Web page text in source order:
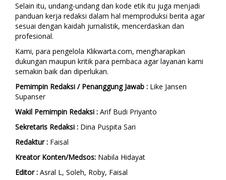
Selain itu, undang-undang dan kode etik itu juga menjadi
panduan kerja redaksi dalam hal memproduksi berita agar
sesuai dengan kaidah jurnalistik, mencerdaskan dan
profesional.
Kami, para pengelola Klikwarta.com, mengharapkan
dukungan maupun kritik para pembaca agar layanan kami
semakin baik dan diperlukan.
Pemimpin Redaksi / Penanggung Jawab : Like Jansen
Supanser
Wakil Pemimpin Redaksi : Arif Budi Priyanto
Sekretaris Redaksi : Dina Puspita Sari
Redaktur : Faisal
Kreator Konten/Medsos: Nabila Hidayat
Editor : Asral L, Soleh, Roby, Faisal